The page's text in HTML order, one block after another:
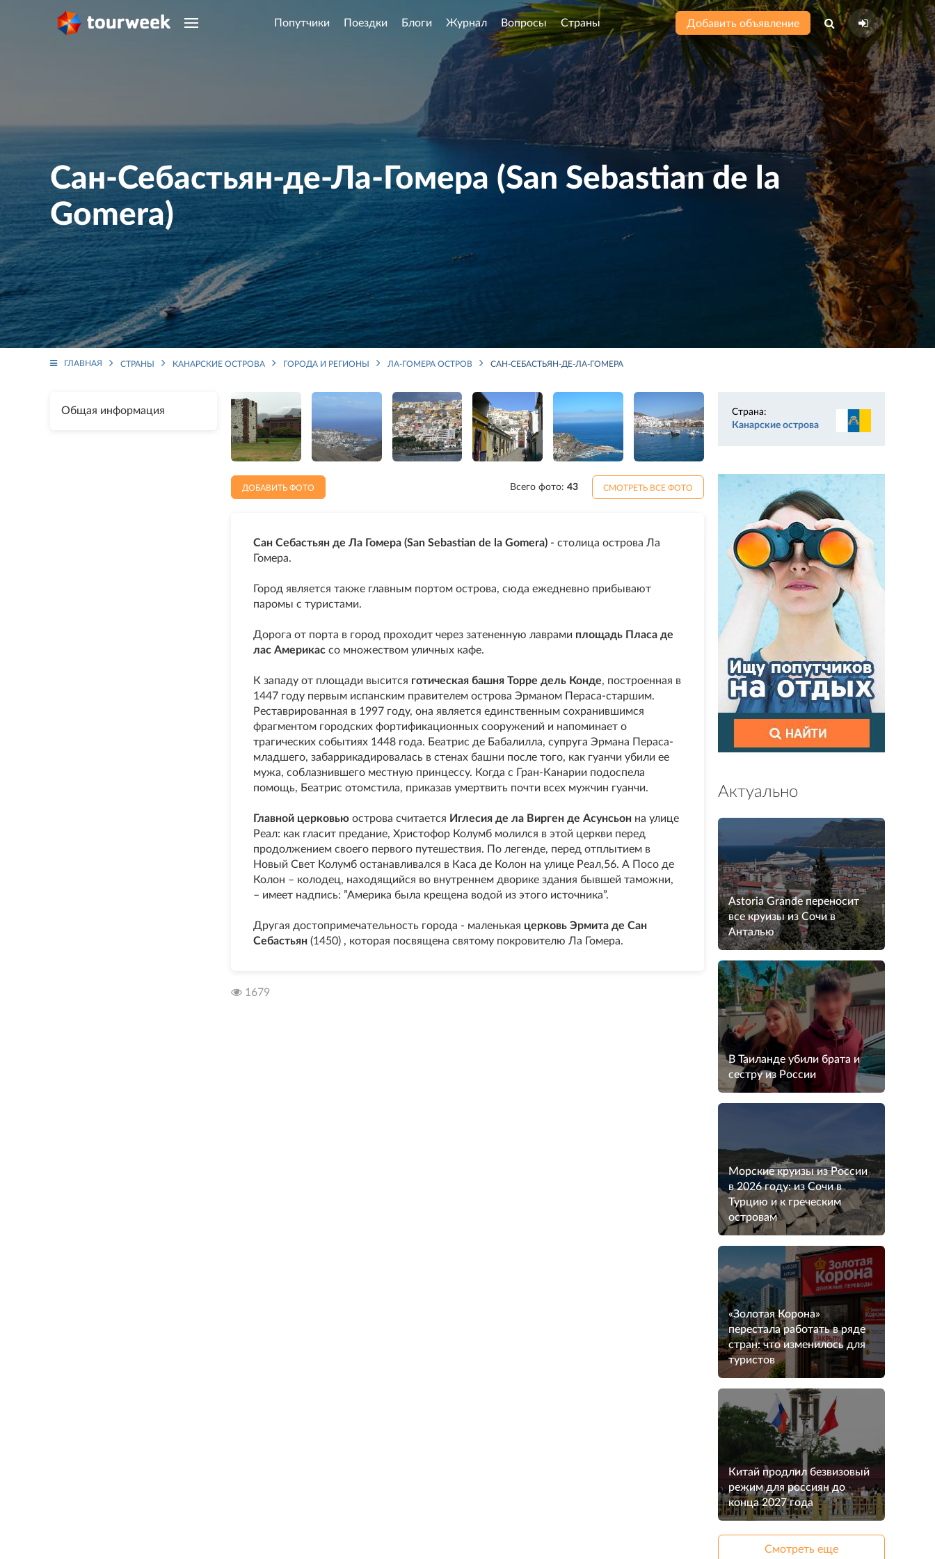
Попутчики Поездки Блоги Журнал Вопросы Страны Добавить объявление
Сан-Себастьян-де-Ла-Гомера (San Sebastian de la
Gomera)
ГЛАВНАЯ СТРАНЫ КАНАРСКИЕ ОСТРОВА ГОРОДА И РЕГИОНЫ ЛА-ГОМЕРА ОСТРОВ САН-СЕБАСТЬЯН-ДЕ-ЛА-ГОМЕРА
Общая информация
ДОБАВИТЬ ФОТО Всего фото: 43 СМОТРЕТЬ ВСЕ ФОТО
Сан Себастьян де Ла Гомера (San Sebastian de la Gomera) - столица острова Ла
Гомера.
Город является также главным портом острова, сюда ежедневно прибывают
паромы с туристами.
Дорога от порта в город проходит через затененную лаврами площадь Пласа де
лас Америкас со множеством уличных кафе.
К западу от площади высится готическая башня Торре дель Конде, построенная в
1447 году первым испанским правителем острова Эрманом Пераса-старшим.
Реставрированная в 1997 году, она является единственным сохранившимся
фрагментом городских фортификационных сооружений и напоминает о
трагических событиях 1448 года. Беатрис де Бабалилла, супруга Эрмана Пераса-
младшего, забаррикадировалась в стенах башни после того, как гуанчи убили ее
мужа, соблазнившего местную принцессу. Когда с Гран-Канарии подоспела
помощь, Беатрис отомстила, приказав умертвить почти всех мужчин гуанчи.
Главной церковью острова считается Иглесия де ла Вирген де Асунсьон на улице
Реал: как гласит предание, Христофор Колумб молился в этой церкви перед
продолжением своего первого путешествия. По легенде, перед отплытием в
Новый Свет Колумб останавливался в Каса де Колон на улице Реал,56. А Посо де
Колон – колодец, находящийся во внутреннем дворике здания бывшей таможни,
– имеет надпись: ”Америка была крещена водой из этого источника”.
Другая достопримечательность города - маленькая церковь Эрмита де Сан
Себастьян (1450) , которая посвящена святому покровителю Ла Гомера.
1679
Страна:
Канарские острова
Актуально
Astoria Grande переносит
все круизы из Сочи в
Анталью
В Таиланде убили брата и
сестру из России
Морские круизы из России
в 2026 году: из Сочи в
Турцию и к греческим
островам
«Золотая Корона»
перестала работать в ряде
стран: что изменилось для
туристов
Китай продлил безвизовый
режим для россиян до
конца 2027 года
Смотреть еще